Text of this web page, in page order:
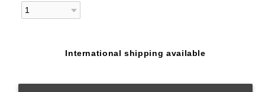
International shipping available